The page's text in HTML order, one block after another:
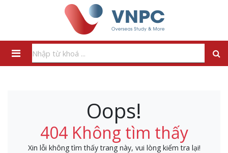
Oops!
404 Không tìm thấy
Xin lỗi không tìm thấy trang này, vui lòng kiểm tra lại!